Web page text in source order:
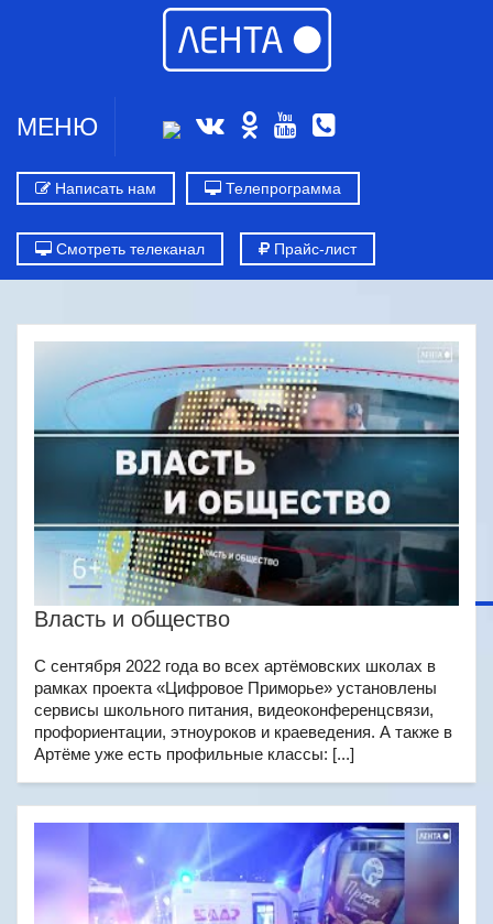
МЕНЮ
Написать нам Телепрограмма
Смотреть телеканал Прайс-лист
Власть и общество
С сентября 2022 года во всех артёмовских школах в
рамках проекта «Цифровое Приморье» установлены
сервисы школьного питания, видеоконференцсвязи,
профориентации, этноуроков и краеведения. А также в
Артёме уже есть профильные классы: [...]